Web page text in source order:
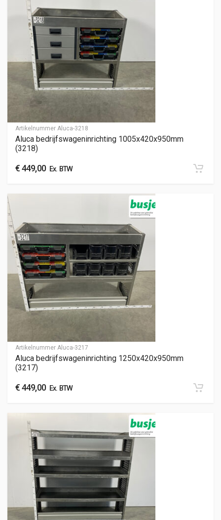
Artikelnummer Aluca-3218
Aluca bedrijfswageninrichting 1005x420x950mm
(3218)
€449,00Ex. BTW
Artikelnummer Aluca-3217
Aluca bedrijfswageninrichting 1250x420x950mm
(3217)
€449,00Ex. BTW